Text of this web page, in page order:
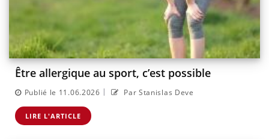
Être allergique au sport, c’est possible
Publié le 11.06.2026 | Par Stanislas Deve
LIRE L'ARTICLE